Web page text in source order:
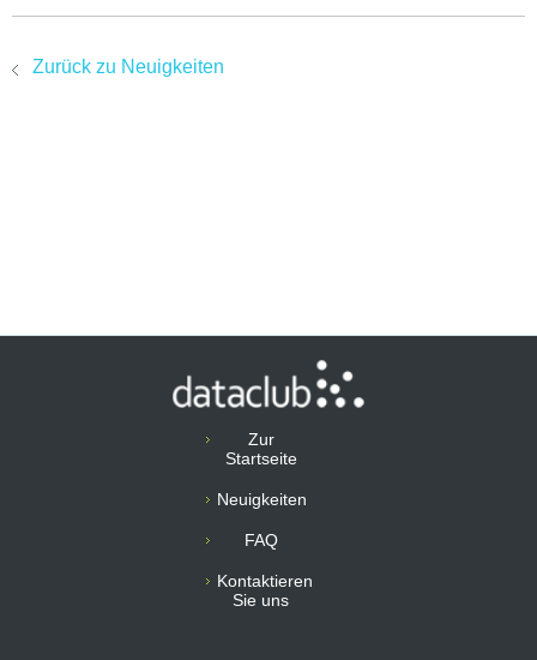
Zurück zu Neuigkeiten
Zur
Startseite
Neuigkeiten
FAQ
Kontaktieren
Sie uns